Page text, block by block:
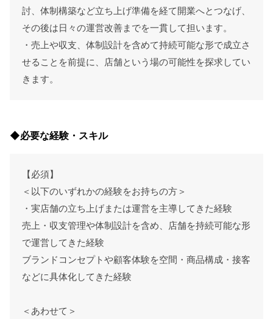
討、体制構築など立ち上げ準備を経て開業へとつなげ、
その後は日々の運営改善までを一貫して担います。
・売上や収支、体制設計を含めて持続可能な形で成立さ
せることを前提に、店舗という場の可能性を探求してい
きます。
◆必要な経験・スキル
【必須】
＜以下のいずれかの経験をお持ちの方＞
・実店舗の立ち上げまたは運営を主導してきた経験
売上・収支管理や体制設計を含め、店舗を持続可能な形
で運営してきた経験
ブランドコンセプトや顧客体験を空間・商品構成・接客
などに具体化してきた経験
＜あわせて＞